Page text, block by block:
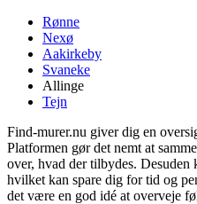
Rønne
Nexø
Aakirkeby
Svaneke
Allinge
Tejn
Find-murer.nu giver dig en
Platformen gør det nemt at
over, hvad der tilbydes.
hvilket kan spare dig for tid og
det være en god idé at overveje